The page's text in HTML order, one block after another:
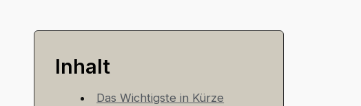
Inhalt
Das Wichtigste in Kürze